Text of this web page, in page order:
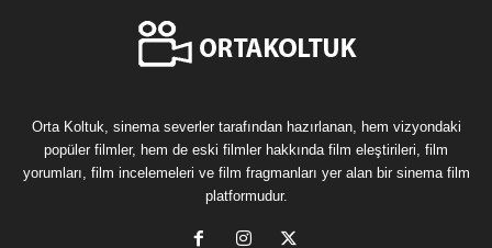
Orta Koltuk, sinema severler tarafından hazırlanan, hem vizyondaki
popüler filmler, hem de eski filmler hakkında film eleştirileri, film
yorumları, film incelemeleri ve film fragmanları yer alan bir sinema film
platformudur.